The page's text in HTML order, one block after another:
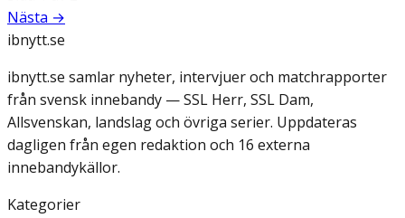
Nästa →
ibnytt.se
ibnytt.se samlar nyheter, intervjuer och matchrapporter
från svensk innebandy — SSL Herr, SSL Dam,
Allsvenskan, landslag och övriga serier. Uppdateras
dagligen från egen redaktion och 16 externa
innebandykällor.
Kategorier